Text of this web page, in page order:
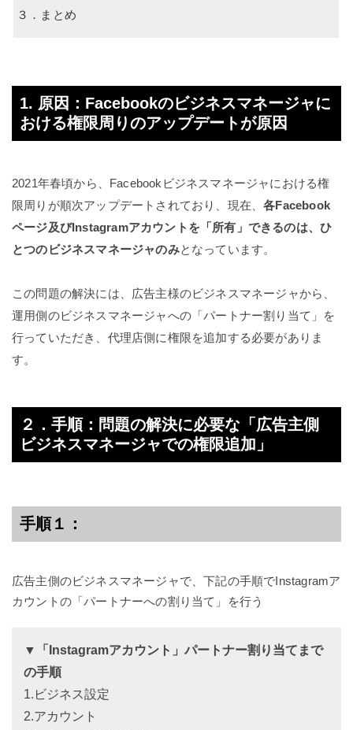
３．まとめ
1. 原因：Facebookのビジネスマネージャに
おける権限周りのアップデートが原因
2021年春頃から、Facebookビジネスマネージャにおける権
限周りが順次アップデートされており、現在、各Facebook
ページ及びInstagramアカウントを「所有」できるのは、ひ
とつのビジネスマネージャのみとなっています。
この問題の解決には、広告主様のビジネスマネージャから、
運用側のビジネスマネージャへの「パートナー割り当て」を
行っていただき、代理店側に権限を追加する必要がありま
す。
２．手順：問題の解決に必要な「広告主側
ビジネスマネージャでの権限追加」
手順１：
広告主側のビジネスマネージャで、下記の手順でInstagramア
カウントの「パートナーへの割り当て」を行う
▼「Instagramアカウント」パートナー割り当てまで
の手順
1.ビジネス設定
2.アカウント